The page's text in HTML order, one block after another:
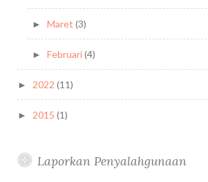
► Maret (3)
► Februari(4)
► 2022 (11)
► 2015 (1)
Laporkan Penyalahgunaan